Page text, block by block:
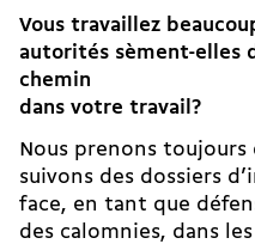
Vous travaillez
autorités sèment-elles
chemin
dans votre travail?
Nous prenons toujours
suivons des dossiers
face, en tant que
des calomnies, dans